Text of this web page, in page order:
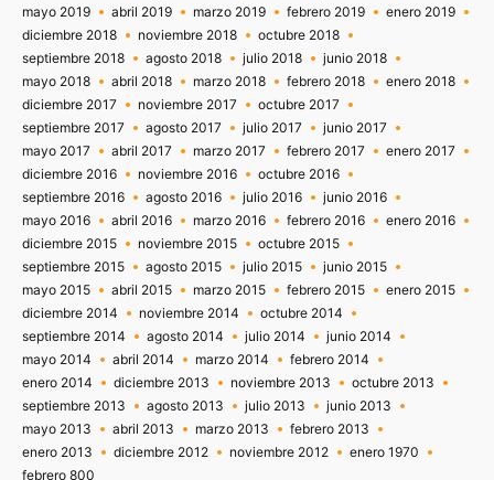
mayo 2019
abril 2019 marzo 2019 febrero 2019
enero 2019
diciembre 2018
noviembre 2018
octubre 2018
septiembre 2018
agosto 2018 julio 2018
junio 2018
mayo 2018
abril 2018 marzo 2018 febrero 2018
enero 2018
diciembre 2017
noviembre 2017
octubre 2017
septiembre 2017
agosto 2017 julio 2017
junio 2017
mayo 2017
abril 2017 marzo 2017 febrero 2017
enero 2017
diciembre 2016
noviembre 2016
octubre 2016
septiembre 2016
agosto 2016 julio 2016
junio 2016
mayo 2016
abril 2016 marzo 2016 febrero 2016
enero 2016
diciembre 2015
noviembre 2015
octubre 2015
septiembre 2015
agosto 2015 julio 2015
junio 2015
mayo 2015
abril 2015 marzo 2015 febrero 2015
enero 2015
diciembre 2014
noviembre 2014
octubre 2014
septiembre 2014
agosto 2014 julio 2014
junio 2014
mayo 2014
abril 2014 marzo 2014
febrero 2014
enero 2014
diciembre 2013 noviembre 2013
octubre 2013
septiembre 2013
agosto 2013 julio 2013
junio 2013
mayo 2013
abril 2013 marzo 2013
febrero 2013
enero 2013
diciembre 2012 noviembre 2012
enero 1970
febrero 800